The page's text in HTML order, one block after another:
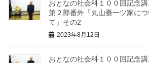
おとなの社会科１００回記念講
第２部番外「丸山臺一ツ家に
て」その2
2023年8月12日
おとなの社会科１００回記念講